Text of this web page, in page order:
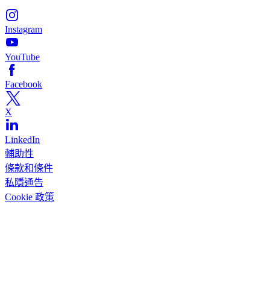
Instagram
YouTube
Facebook
X
LinkedIn
輔助性
條款和條件
私隱通告
Cookie 政策